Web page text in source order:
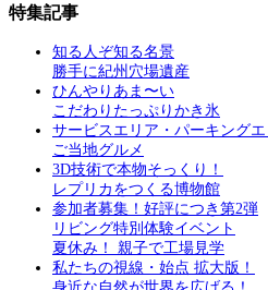
特集記事
知る人ぞ知る名景
勝手に紀州穴場遺産
ひんやりあま〜い
こだわりたっぷりかき氷
サービスエリア・パーキング
ご当地グルメ
3D技術で本物そっくり！
レプリカをつくる博物館
参加者募集！好評につき第2弾
リビング特別体験イベント
夏休み！ 親子で工場見学
私たちの視線・始点 拡大版！